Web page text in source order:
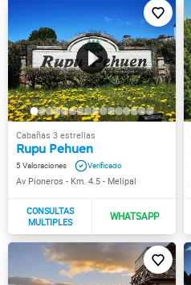
Rupu Pehuen
5
Av Pioneros - Km. 4.5 - Melipal